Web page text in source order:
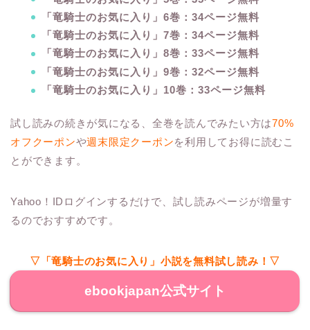
「竜騎士のお気に入り」6巻：34ページ無料
「竜騎士のお気に入り」7巻：34ページ無料
「竜騎士のお気に入り」8巻：33ページ無料
「竜騎士のお気に入り」9巻：32ページ無料
「竜騎士のお気に入り」10巻：33ページ無料
試し読みの続きが気になる、全巻を読んでみたい方は70%
オフクーポンや週末限定クーポンを利用してお得に読むこ
とができます。
Yahoo！IDログインするだけで、試し読みページが増量す
るのでおすすめです。
▽「竜騎士のお気に入り」小説を無料試し読み！▽
ebookjapan公式サイト